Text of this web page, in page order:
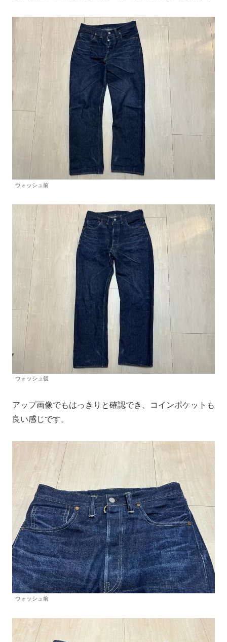
ウォッシュ前
ウォッシュ後
アップ画像でもはっきりと確認でき、コインポケットも
良い感じです。
ウォッシュ前